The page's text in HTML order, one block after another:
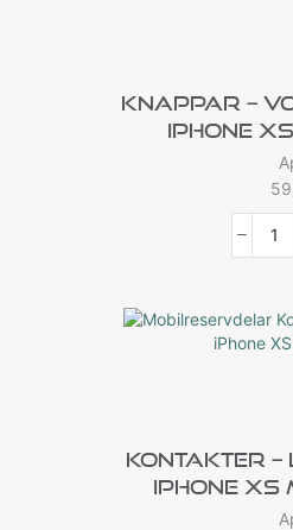
Knappar –
IPhone
Kontakter –
IPhone